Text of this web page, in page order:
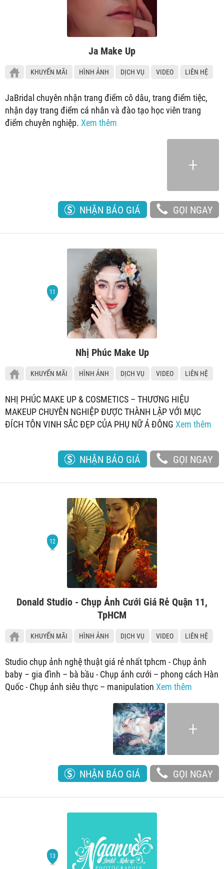
Ja Make Up
KHUYẾN MÃI HÌNH ẢNH DỊCH VỤ VIDEO LIÊN HỆ
JaBridal chuyên nhận trang điểm cô dâu, trang điểm tiệc,
nhận dạy trang điểm cá nhân và đào tạo học viên trang
điểm chuyên nghiệp. Xem thêm
NHẬN BÁO GIÁ GỌI NGAY
Nhị Phúc Make Up
KHUYẾN MÃI HÌNH ẢNH DỊCH VỤ VIDEO LIÊN HỆ
NHỊ PHÚC MAKE UP & COSMETICS – THƯƠNG HIỆU
MAKEUP CHUYÊN NGHIỆP ĐƯỢC THÀNH LẬP VỚI MỤC
ĐÍCH TÔN VINH SẮC ĐẸP CỦA PHỤ NỮ Á ĐÔNG Xem thêm
NHẬN BÁO GIÁ GỌI NGAY
Donald Studio - Chụp Ảnh Cưới Giá Rẻ Quận 11,
TpHCM
KHUYẾN MÃI HÌNH ẢNH DỊCH VỤ VIDEO LIÊN HỆ
Studio chụp ảnh nghệ thuật giá rẻ nhất tphcm - Chụp ảnh
baby – gia đình – bà bầu - Chụp ảnh cưới – phong cách Hàn
Quốc - Chụp ảnh siêu thực – manipulation Xem thêm
NHẬN BÁO GIÁ GỌI NGAY